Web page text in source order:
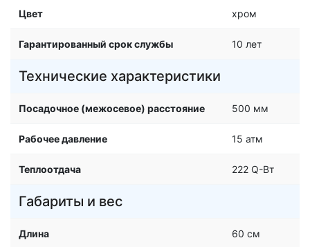
Цвет хром
Гарантированный срок службы 10 лет
Технические характеристики
Посадочное (межосевое) расстояние 500 мм
Рабочее давление 15 атм
Теплоотдача 222 Q-Вт
Габариты и вес
Длина 60 см